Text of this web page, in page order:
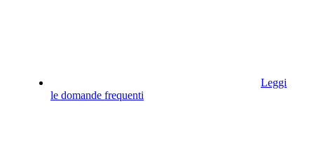
Leggi
le domande frequenti